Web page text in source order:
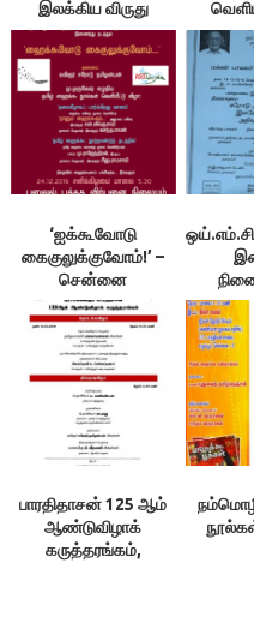
இலக்கிய விருது
‘ஐக்கூவோடு
கைகுலுக்குவோம்!’ –
சென்னை
பாரதிதாசன் 125 ஆம்
ஆண்டுவிழாக்
கருத்தரங்கம்,